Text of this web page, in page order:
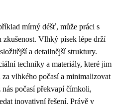
mírný déšť, může práci s
zkušenost. Vlhký písek lépe drží
a detailnější struktury.
techniky a materiály, které jim
vlhkého počasí a minimalizovat
počasí překvapí čímkoli,
inovativní řešení. Právě v